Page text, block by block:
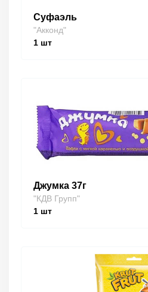
Суфаэль
"Акконд"
1 шт
Джумка 37г
"КДВ Групп"
1 шт